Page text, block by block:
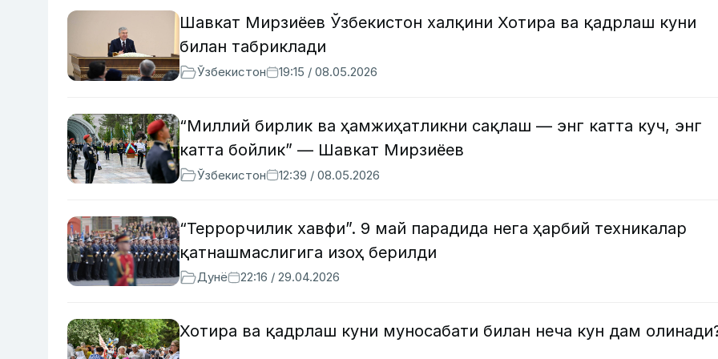
Шавкат Мирзиёев Ўзбекистон халқини Хотира ва қадрлаш куни
билан табриклади
Ўзбекистон 19:15 / 08.05.2026
“Миллий бирлик ва ҳамжиҳатликни сақлаш — энг катта куч, энг
катта бойлик” — Шавкат Мирзиёев
Ўзбекистон 12:39 / 08.05.2026
“Террорчилик хавфи”. 9 май парадида нега ҳарбий техникалар
қатнашмаслигига изоҳ берилди
Дунё 22:16 / 29.04.2026
Хотира ва қадрлаш куни муносабати билан неча кун дам